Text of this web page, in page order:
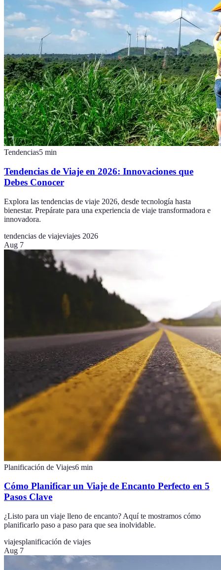
Tendencias5 min
Tendencias de Viaje en 2026: Innovaciones que
Debes Conocer
Explora las tendencias de viaje 2026, desde tecnología hasta
bienestar. Prepárate para una experiencia de viaje transformadora e
innovadora.
tendencias de viajeviajes 2026
Aug 7
Planificación de Viajes6 min
Cómo Planificar un Viaje de Encanto Perfecto en 5
Pasos Clave
¿Listo para un viaje lleno de encanto? Aquí te mostramos cómo
planificarlo paso a paso para que sea inolvidable.
viajesplanificación de viajes
Aug 7